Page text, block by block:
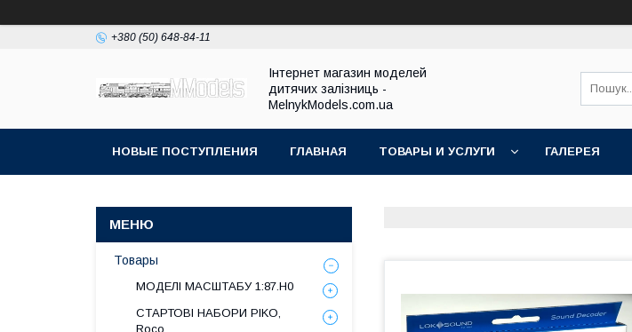
+380 (50) 648-84-11
Інтернет магазин моделей
дитячих залізниць -
MelnykModels.com.ua
НОВЫЕ ПОСТУПЛЕНИЯ ГЛАВНАЯ ТОВАРЫ И УСЛУГИ ГАЛЕРЕЯ
Товары
МОДЕЛІ МАСШТАБУ 1:87.H0
СТАРТОВІ НАБОРИ PIKO,
Roco